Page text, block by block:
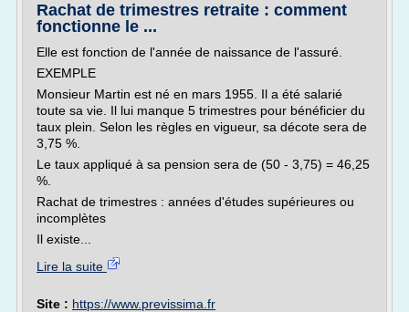
Rachat de trimestres retraite : comment
fonctionne le ...
Elle est fonction de l'année de naissance de l'assuré.
EXEMPLE
Monsieur Martin est né en mars 1955. Il a été salarié
toute sa vie. Il lui manque 5 trimestres pour bénéficier du
taux plein. Selon les règles en vigueur, sa décote sera de
3,75 %.
Le taux appliqué à sa pension sera de (50 - 3,75) = 46,25
%.
Rachat de trimestres : années d'études supérieures ou
incomplètes
Il existe...
Lire la suite
Site : https://www.previssima.fr